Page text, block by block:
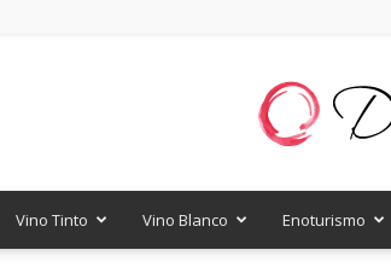
Vino Tinto Vino Blanco Enoturismo